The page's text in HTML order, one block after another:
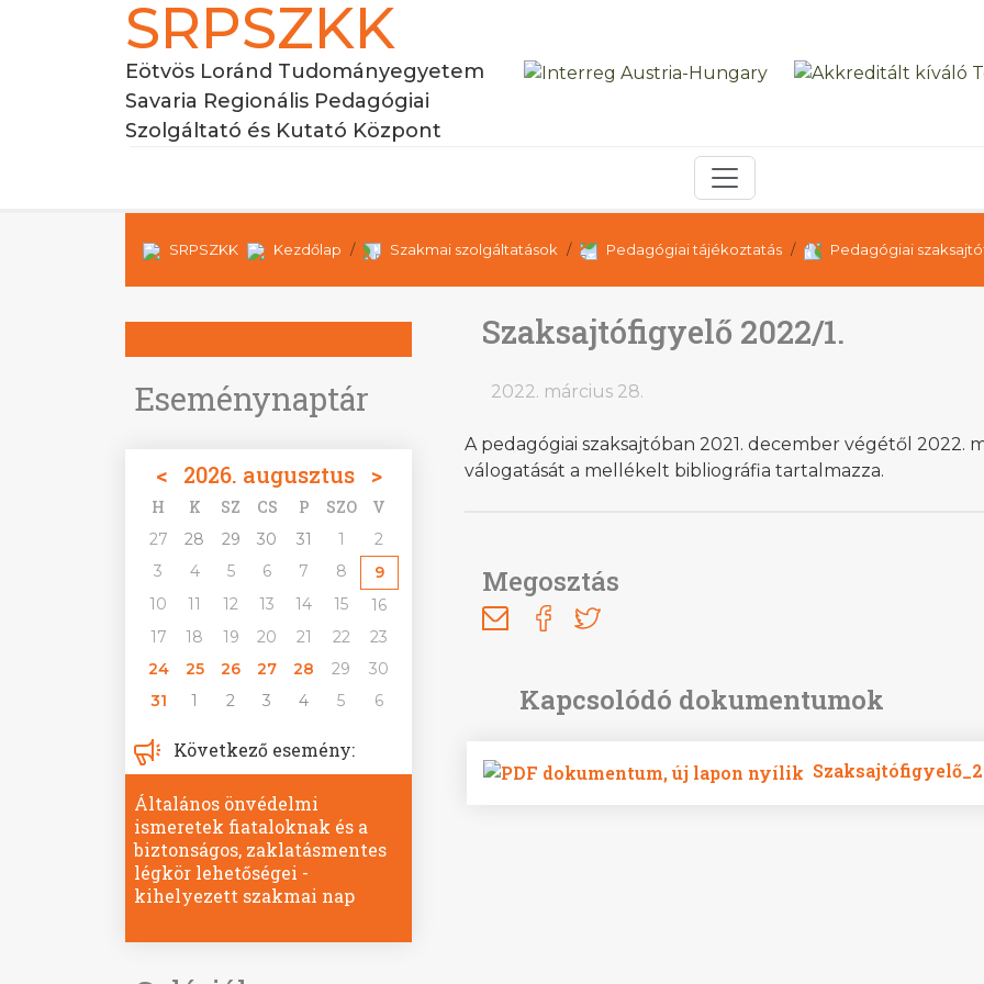
SRPSZKK
Eötvös Loránd Tudományegyetem
Savaria Regionális Pedagógiai
Szolgáltató és Kutató Központ
SRPSZKK Kezdőlap Szakmai szolgáltatások Pedagógiai tájékoztatás Pedagógiai
Eseménynaptár
< 2026. augusztus >
H K SZ CS P SZO V
27 28 29 30 31 1
2
3
4 5 6 7 8
9
10
11 12 13 14 15
16
17
18 19 20 21 22
23
24
25 26 27 28 29
30
31
1 2 3 4 5 6
Következő esemény:
Általános önvédelmi
ismeretek fiataloknak és a
biztonságos, zaklatásmentes
légkör lehetőségei -
kihelyezett szakmai nap
Szaksajtófigyelő 2022/1.
2022. március 28.
A pedagógiai szaksajtóban 2021. december végétől 2022.
válogatását a mellékelt bibliográfia tartalmazza.
Megosztás